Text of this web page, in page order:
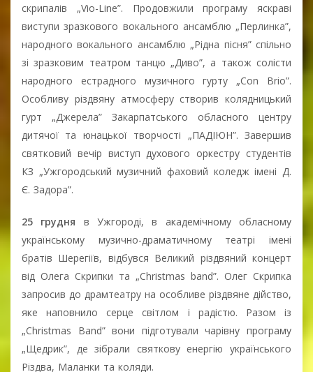
скрипалів „Vio-Line”. Продовжили програму яскраві
виступи зразкового вокального ансамблю „Перлинка”,
народного вокального ансамблю „Рідна пісня” спільно
зі зразковим театром танцю „Диво”, а також солісти
народного естрадного музичного гурту „Con Brio”.
Особливу різдвяну атмосферу створив колядницький
гурт „Джерела” Закарпатського обласного центру
дитячої та юнацької творчості „ПАДІЮН”. Завершив
святковий вечір виступ духового оркестру студентів
КЗ „Ужгородський музичний фаховий коледж імені Д.
Є. Задора”.
25 грудня в Ужгороді, в академічному обласному
українському музично-драматичному театрі імені
братів Шерегіїв, відбувся Великий різдвяний концерт
від Олега Скрипки та „Christmas band”. Олег Скрипка
запросив до драмтеатру на особливе різдвяне дійство,
яке наповнило серце світлом і радістю. Разом із
„Christmas Band” вони підготували чарівну програму
„Щедрик”, де зібрали святкову енергію українського
Різдва, Маланки та коляди.